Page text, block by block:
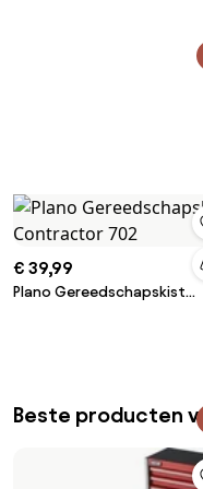
€ 39,99
Plano Gereedschapskist
Beste producten